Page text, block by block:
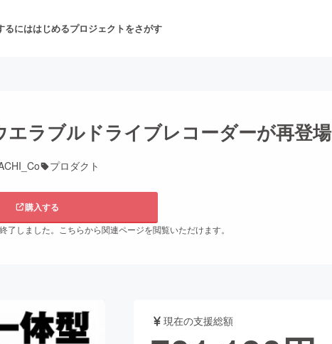
るにははじめるプロジェクトをさがす
募集終了が近いプロジェクト もうすぐ公開されます
舞台・パフォーマンス
エラブルドライブレコーダーが再登場
プロダクト
購入する
了しました。こちらから関連ページを閲覧いただけます。
現在の支援総額